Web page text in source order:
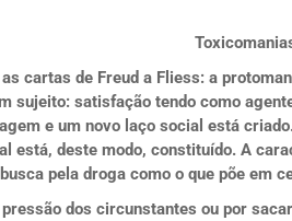
cartas de Freud a Fliess: a
sujeito: satisfação tendo como
e um novo laço social está
está, deste modo, constituído. A
busca pela droga como o que põe em
dos circunstantes ou por